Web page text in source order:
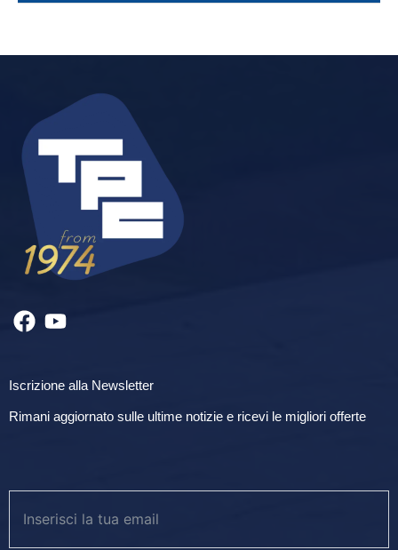
Iscrizione alla Newsletter
Rimani aggiornato sulle ultime notizie e ricevi le migliori offerte